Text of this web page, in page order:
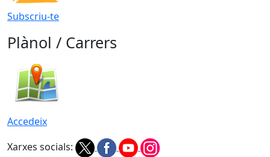
Subscriu-te
Plànol / Carrers
Accedeix
Xarxes socials: